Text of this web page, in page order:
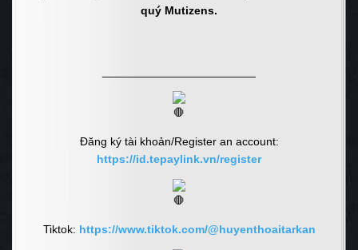
quý Mutizens.
Đăng ký tài khoản/Register an account:
https://id.tepaylink.vn/register
Tiktok: https://www.tiktok.com/@huyenthoaitarkan